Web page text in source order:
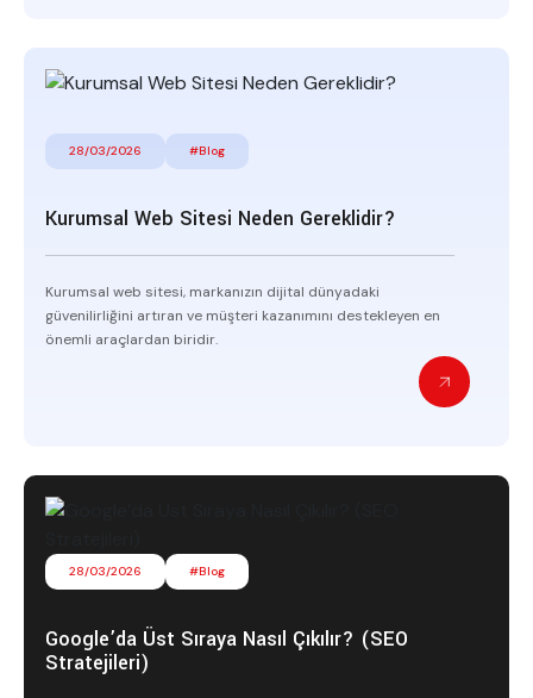
28/03/2026 #Blog
Kurumsal Web Sitesi Neden Gereklidir?
Kurumsal web sitesi, markanızın dijital dünyadaki
güvenilirliğini artıran ve müşteri kazanımını destekleyen en
önemli araçlardan biridir.
28/03/2026 #Blog
Google’da Üst Sıraya Nasıl Çıkılır? (SEO
Stratejileri)